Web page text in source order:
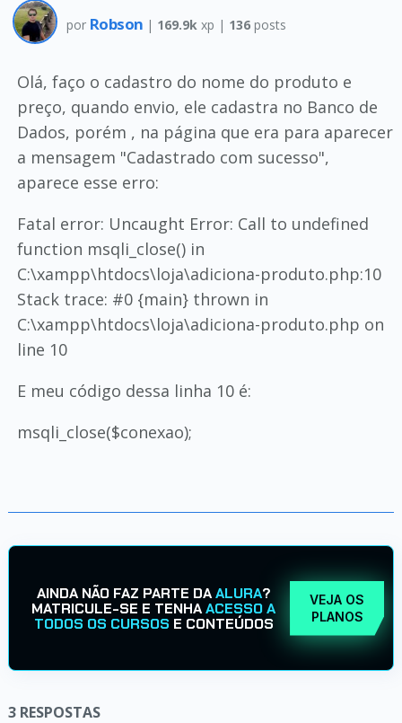
por Robson | 169.9k xp | 136posts
Olá, faço o cadastro do nome do produto e
preço, quando envio, ele cadastra no Banco de
Dados, porém , na página que era para aparecer
a mensagem "Cadastrado com sucesso",
aparece esse erro:
Fatal error: Uncaught Error: Call to undefined
function msqli_close() in
C:\xampp\htdocs\loja\adiciona-produto.php:10
Stack trace: #0 {main} thrown in
C:\xampp\htdocs\loja\adiciona-produto.php on
line 10
E meu código dessa linha 10 é:
msqli_close($conexao);
AINDA NÃO FAZ PARTE DAALURA?
MATRICULE-SE E TENHAACESSO A
TODOS OS CURSOS E CONTEÚDOS
VEJA OS
PLANOS
3 RESPOSTAS